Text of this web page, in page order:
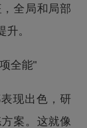
全局和局部
。
全能"
现出色，研
案。这就像